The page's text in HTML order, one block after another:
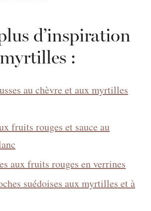
d’inspiration
:
au chèvre et aux myrtilles
fruits rouges et sauce au
aux fruits rouges en verrines
suédoises aux myrtilles et à